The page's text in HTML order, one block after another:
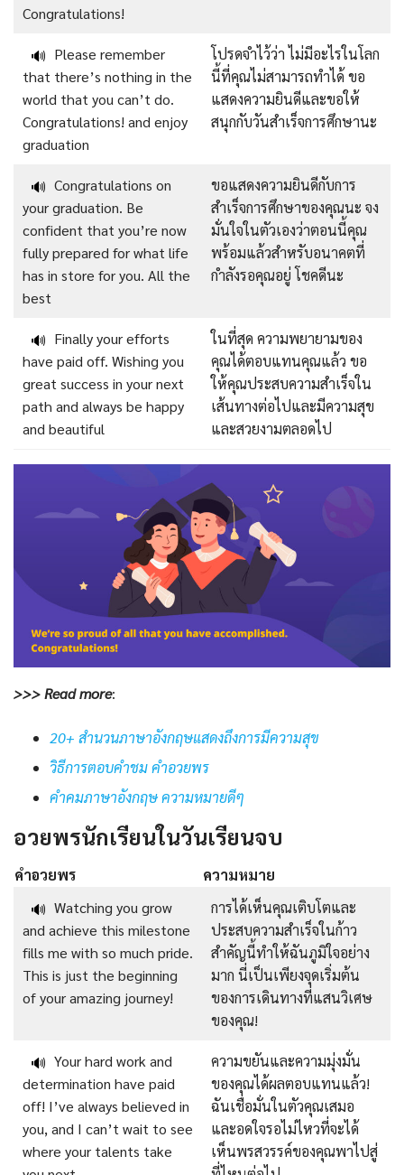
Congratulations!
🔊 Please remember
that there’s nothing in the
world that you can’t do.
Congratulations! and enjoy
graduation
โปรดจำไว้ว่า ไม่มีอะไรในโลก
นี้ที่คุณไม่สามารถทำได้ ขอ
แสดงความยินดีและขอให้
สนุกกับวันสำเร็จการศึกษานะ
🔊 Congratulations on
your graduation. Be
confident that you’re now
fully prepared for what life
has in store for you. All the
best
ขอแสดงความยินดีกับการ
สำเร็จการศึกษาของคุณนะ จง
มั่นใจในตัวเองว่าตอนนี้คุณ
พร้อมแล้วสำหรับอนาคตที่
กำลังรอคุณอยู่ โชคดีนะ
🔊 Finally your efforts
have paid off. Wishing you
great success in your next
path and always be happy
and beautiful
ในที่สุด ความพยายามของ
คุณได้ตอบแทนคุณแล้ว ขอ
ให้คุณประสบความสำเร็จใน
เส้นทางต่อไปและมีความสุข
และสวยงามตลอดไป
>>> Read more:
20+ สำนวนภาษาอังกฤษแสดงถึงการมีความสุข
วิธีการตอบคำชม คำอวยพร
คําคมภาษาอังกฤษ ความหมายดีๆ
อวยพรนักเรียนในวันเรียนจบ
คำอวยพร
ความหมาย
🔊 Watching you grow
and achieve this milestone
fills me with so much pride.
This is just the beginning
of your amazing journey!
การได้เห็นคุณเติบโตและ
ประสบความสำเร็จในก้าว
สำคัญนี้ทำให้ฉันภูมิใจอย่าง
มาก นี่เป็นเพียงจุดเริ่มต้น
ของการเดินทางที่แสนวิเศษ
ของคุณ!
🔊 Your hard work and
determination have paid
off! I’ve always believed in
you, and I can’t wait to see
where your talents take
ความขยันและความมุ่งมั่น
ของคุณได้ผลตอบแทนแล้ว!
ฉันเชื่อมั่นในตัวคุณเสมอ
และอดใจรอไม่ไหวที่จะได้
เห็นพรสวรรค์ของคุณพาไปสู่